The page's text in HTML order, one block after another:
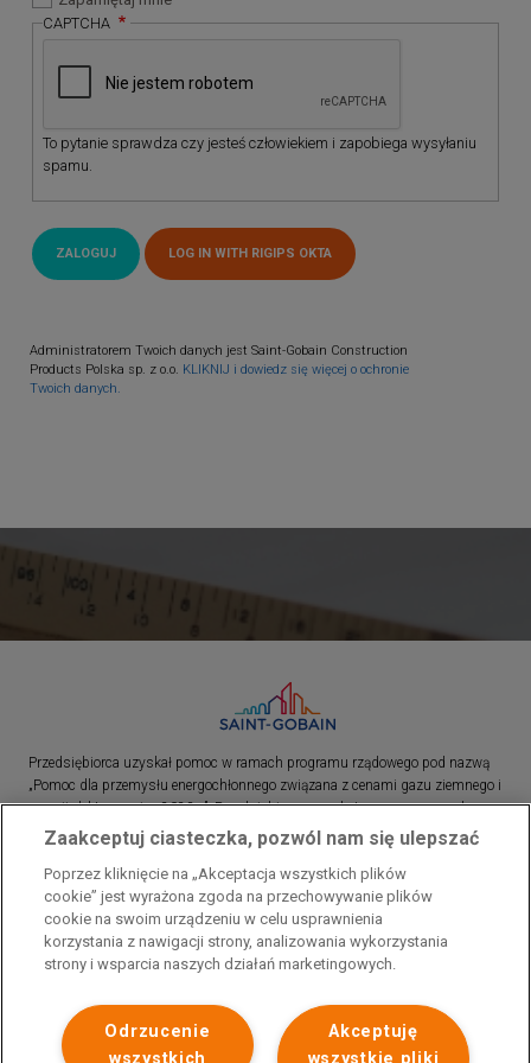
CAPTCHA
To pytanie sprawdza czy jesteś człowiekiem i zapobiega wysyłaniu
spamu.
Administratorem Twoich danych jest Saint-Gobain Construction
Products Polska sp. z o.o. KLIKNIJ i dowiedz się więcej o ochronie
Twoich danych.
Przedsiębiorca uzyskał pomoc w ramach programu rządowego pod nazwą
„Pomoc dla przemysłu energochłonnego związana z cenami gazu ziemnego i
energii elektrycznej w 2023 r.”. Przedsiębiorca uzyskał pomoc w ramach
programu rządowego pod nazwą: „Pomoc dla sektorów energochłonnych
związana z nagłymi wzrostami cen gazu ziemnego i energii elektrycznej w
2022 r.”
Zaakceptuj ciasteczka, pozwól nam się ulepszać
Poprzez kliknięcie na „Akceptacja wszystkich plików
cookie” jest wyrażona zgoda na przechowywanie plików
cookie na swoim urządzeniu w celu usprawnienia
korzystania z nawigacji strony, analizowania wykorzystania
strony i wsparcia naszych działań marketingowych.
Akceptuję
wszystkie pliki
Odrzucenie
wszystkich